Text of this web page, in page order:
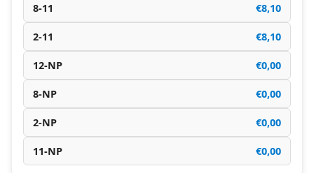
8-11 €8,10
2-11 €8,10
12-NP €0,00
8-NP €0,00
2-NP €0,00
11-NP €0,00